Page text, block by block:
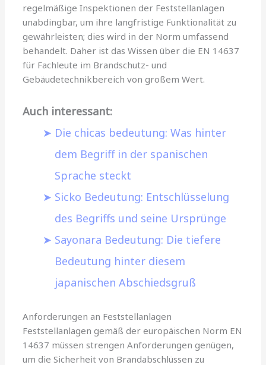
regelmäßige Inspektionen der Feststellanlagen
unabdingbar, um ihre langfristige Funktionalität zu
gewährleisten; dies wird in der Norm umfassend
behandelt. Daher ist das Wissen über die EN 14637
für Fachleute im Brandschutz- und
Gebäudetechnikbereich von großem Wert.
Auch interessant:
Die chicas bedeutung: Was hinter
dem Begriff in der spanischen
Sprache steckt
Sicko Bedeutung: Entschlüsselung
des Begriffs und seine Ursprünge
Sayonara Bedeutung: Die tiefere
Bedeutung hinter diesem
japanischen Abschiedsgruß
Anforderungen an Feststellanlagen
Feststellanlagen gemäß der europäischen Norm EN
14637 müssen strengen Anforderungen genügen,
um die Sicherheit von Brandabschlüssen zu